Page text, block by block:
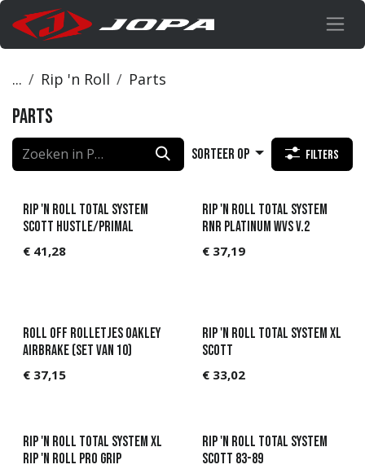
Overslaan naar inhoud
... Rip 'n Roll Parts
Parts
Sorteer op Filters
Rip 'n Roll total system
Scott Hustle/Primal
€ 41,28
Rip 'n Roll Total system
RNR Platinum WVS V.2
€ 37,19
Roll off Rolletjes Oakley
Airbrake (set van 10)
€ 37,15
Rip 'n Roll Total system XL
Scott
€ 33,02
Rip 'n Roll Total system XL
Rip 'N Roll Pro Grip
Rip 'n Roll total system
Scott 83-89